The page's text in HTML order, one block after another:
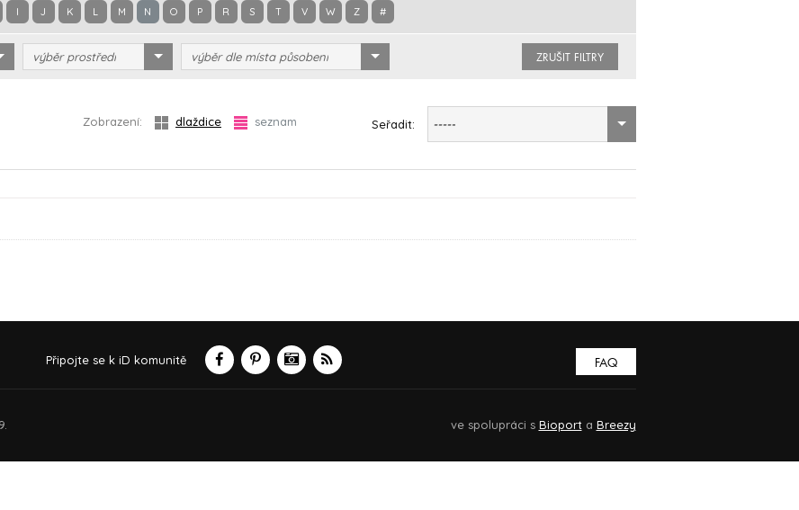
I J K L M N O P R S T V W Z #
výběr prostředí výběr dle místa působení ZRUŠIT FILTRY
Zobrazení: dlaždice seznam Seřadit: -----
Připojte se k iD komunitě FAQ
ve spolupráci s Bioporta Breezy